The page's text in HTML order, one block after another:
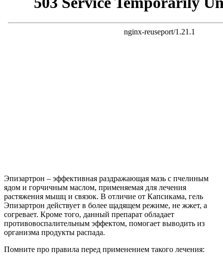
Эпизартрон – эффективная раздражающая мазь с пчелиным
ядом и горчичным маслом, применяемая для лечения
растяжения мышц и связок. В отличие от Капсикама, гель
Эпизартрон действует в более щадящем режиме, не жжет, а
согревает. Кроме того, данный препарат обладает
противовоспалительным эффектом, помогает выводить из
организма продукты распада.
Помните про правила перед применением такого лечения: